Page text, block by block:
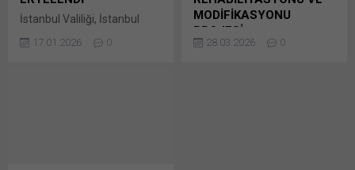
Facebook'ta paylaşmak için
tıklayın (Yeni...
Facebook'ta paylaşmak için
tıklayın (Yeni...
İstanbul Valiliği, İstanbul
(İPKB), İstanbul Sismik
17.01.2026 0
MODİFİKASYONU
PROJESİ
Boru Hatları İle Petrol
28.03.2026 0